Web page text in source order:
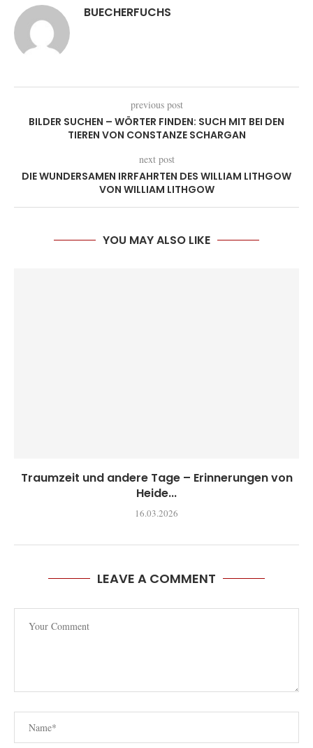
BUECHERFUCHS
previous post
BILDER SUCHEN – WÖRTER FINDEN: SUCH MIT BEI DEN
TIEREN VON CONSTANZE SCHARGAN
next post
DIE WUNDERSAMEN IRRFAHRTEN DES WILLIAM LITHGOW
VON WILLIAM LITHGOW
YOU MAY ALSO LIKE
Traumzeit und andere Tage – Erinnerungen von
Heide...
16.03.2026
LEAVE A COMMENT